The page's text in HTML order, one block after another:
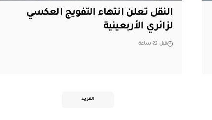
النقل تعلن انتهاء التفويج العكسي
لزائري الأربعينية
قبل 22 ساعة
المزيد